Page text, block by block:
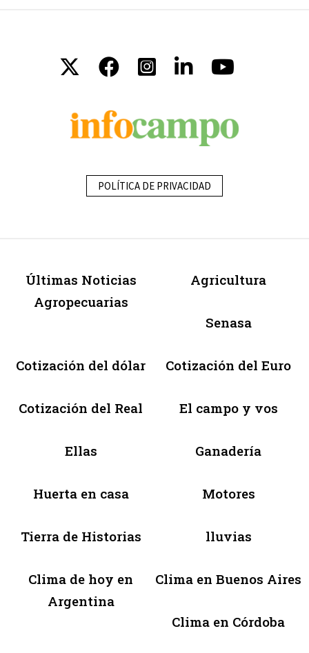
POLÍTICA DE PRIVACIDAD
Últimas Noticias
Agropecuarias
Agricultura
Senasa
Cotización del dólar Cotización del Euro
Cotización del Real El campo y vos
Ellas Ganadería
Huerta en casa Motores
Tierra de Historias lluvias
Clima de hoy en
Argentina
Clima en Buenos Aires
Clima en Córdoba